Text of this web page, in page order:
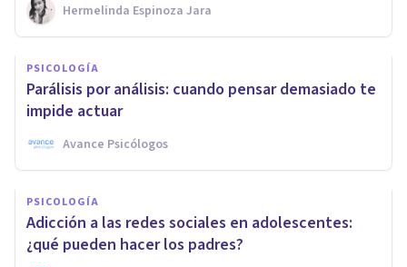
Hermelinda Espinoza Jara
PSICOLOGÍA
Parálisis por análisis: cuando pensar demasiado te
impide actuar
Avance Psicólogos
PSICOLOGÍA
Adicción a las redes sociales en adolescentes:
¿qué pueden hacer los padres?